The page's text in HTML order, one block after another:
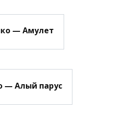
— Амулет
— Алый парус